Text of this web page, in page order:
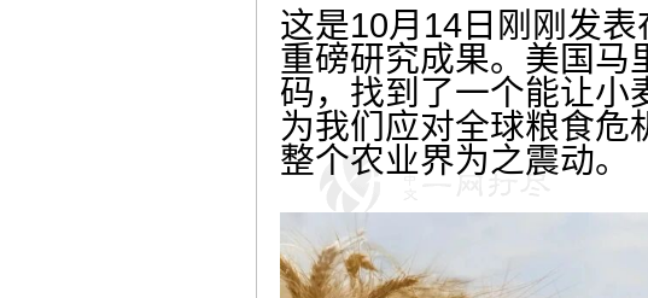
这是10月14日刚刚发
重磅研究成果。美国马
码，找到了一个能让小
为我们应对全球粮食危
整个农业界为之震动。